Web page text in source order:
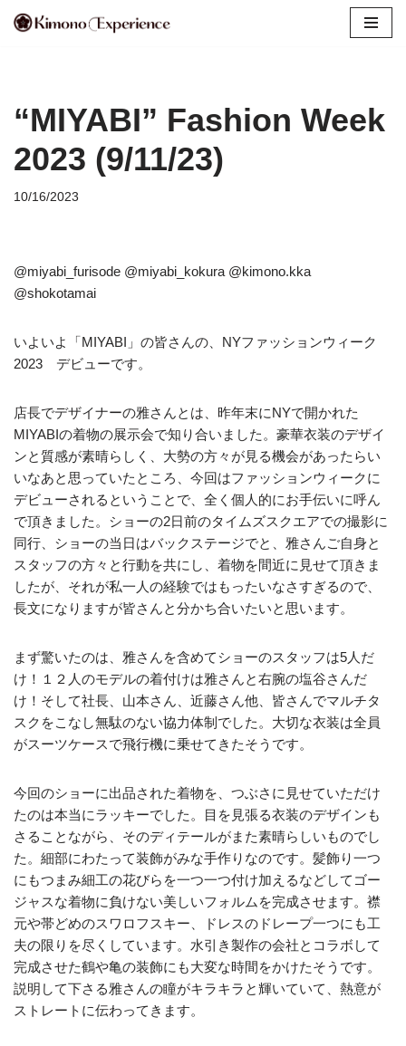
“MIYABI” Fashion Week
2023 (9/11/23)
10/16/2023
@miyabi_furisode @miyabi_kokura @kimono.kka
@shokotamai
いよいよ「MIYABI」の皆さんの、NYファッションウィーク
2023 デビューです。
店長でデザイナーの雅さんとは、昨年末にNYで開かれた
MIYABIの着物の展示会で知り合いました。豪華衣装のデザイ
ンと質感が素晴らしく、大勢の方々が見る機会があったらい
いなあと思っていたところ、今回はファッションウィークに
デビューされるということで、全く個人的にお手伝いに呼ん
で頂きました。ショーの2日前のタイムズスクエアでの撮影に
同行、ショーの当日はバックステージでと、雅さんご自身と
スタッフの方々と行動を共にし、着物を間近に見せて頂きま
したが、それが私一人の経験ではもったいなさすぎるので、
長文になりますが皆さんと分かち合いたいと思います。
まず驚いたのは、雅さんを含めてショーのスタッフは5人だ
け！１２人のモデルの着付けは雅さんと右腕の塩谷さんだ
け！そして社長、山本さん、近藤さん他、皆さんでマルチタ
スクをこなし無駄のない協力体制でした。大切な衣装は全員
がスーツケースで飛行機に乗せてきたそうです。
今回のショーに出品された着物を、つぶさに見せていただけ
たのは本当にラッキーでした。目を見張る衣装のデザインも
さることながら、そのディテールがまた素晴らしいものでし
た。細部にわたって装飾がみな手作りなのです。髪飾り一つ
にもつまみ細工の花びらを一つ一つ付け加えるなどしてゴー
ジャスな着物に負けない美しいフォルムを完成させます。襟
元や帯どめのスワロフスキー、ドレスのドレープ一つにも工
夫の限りを尽くしています。水引き製作の会社とコラボして
完成させた鶴や亀の装飾にも大変な時間をかけたそうです。
説明して下さる雅さんの瞳がキラキラと輝いていて、熱意が
ストレートに伝わってきます。